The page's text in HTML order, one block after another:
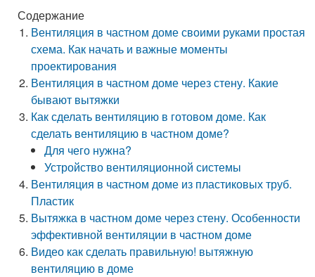
Содержание
Вентиляция в частном доме своими руками простая
схема. Как начать и важные моменты
проектирования
Вентиляция в частном доме через стену. Какие
бывают вытяжки
Как сделать вентиляцию в готовом доме. Как
сделать вентиляцию в частном доме?
Для чего нужна?
Устройство вентиляционной системы
Вентиляция в частном доме из пластиковых труб.
Пластик
Вытяжка в частном доме через стену. Особенности
эффективной вентиляции в частном доме
Видео как сделать правильную! вытяжную
вентиляцию в доме